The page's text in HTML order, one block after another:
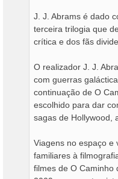
J. J. Abrams é dado
terceira trilogia que
crítica e dos fãs
O realizador J. J.
com guerras
continuação de O
escolhido para dar
sagas de Hollywood,
Viagens no espaço e
familiares à
filmes de O Caminho